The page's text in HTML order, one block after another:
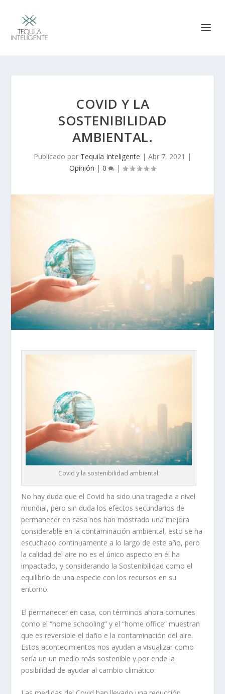
COVID Y LA
SOSTENIBILIDAD
AMBIENTAL.
Publicado por Tequila Inteligente | Abr 7, 2021 |
Opinión | 0 |
Covid y la sostenibilidad ambiental.
No hay duda que el Covid ha sido una tragedia a nivel
mundial, pero sin duda los efectos secundarios de
permanecer en casa nos han mostrado una mejora
considerable en la contaminación ambiental, esto se ha
escuchado continuamente a lo largo de este año, pero
la calidad del aire no es el único aspecto en él ha
impactado, y considerando la Sostenibilidad como el
equilibrio de una especie con los recursos en su
entorno.
El permanecer en casa, con términos ahora comunes
como el “home schooling” y el “home office” muestran
que es reversible el daño e la contaminación del aire.
Estos acontecimientos nos ayudan a visualizar como
sería un un medio más sostenible y por ende la
posibilidad de ayudar al cambio climático.